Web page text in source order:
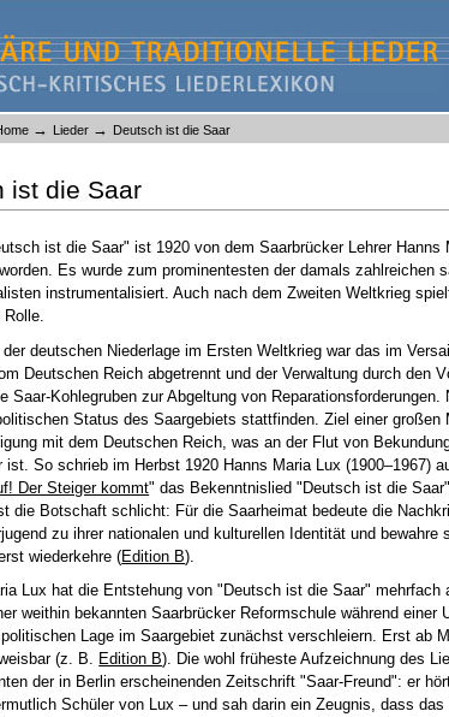
→ Lieder → Deutsch ist die Saar
ist die Saar
ist die Saar" ist 1920 von dem Saarbrücker Lehrer
Es wurde zum prominentesten der damals zahlreichen
instrumentalisiert. Auch nach dem Zweiten Weltkrieg
deutschen Niederlage im Ersten Weltkrieg war das im
Deutschen Reich abgetrennt und der Verwaltung durch den
Saar-Kohlegruben zur Abgeltung von
Status des Saargebiets stattfinden. Ziel einer
mit dem Deutschen Reich, was an der Flut von
ist. So schrieb im Herbst 1920 Hanns Maria Lux (1900–1967)
Der Steiger kommt" das Bekenntnislied "Deutsch ist die
die Botschaft schlicht: Für die Saarheimat bedeute die
zu ihrer nationalen und kulturellen Identität und
wiederkehre (Edition B).
Lux hat die Entstehung von "Deutsch ist die Saar"
weithin bekannten Saarbrücker Reformschule während
Lage im Saargebiet zunächst verschleiern. Erst ab
(z. B. Edition B). Die wohl früheste Aufzeichnung des
der in Berlin erscheinenden Zeitschrift "Saar-Freund": er
Schüler von Lux – und sah darin ein Zeugnis, dass